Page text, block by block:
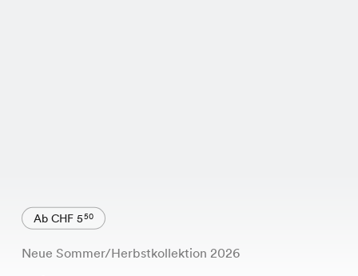
Ab CHF 550
Neue Sommer/Herbstkollektion 2026